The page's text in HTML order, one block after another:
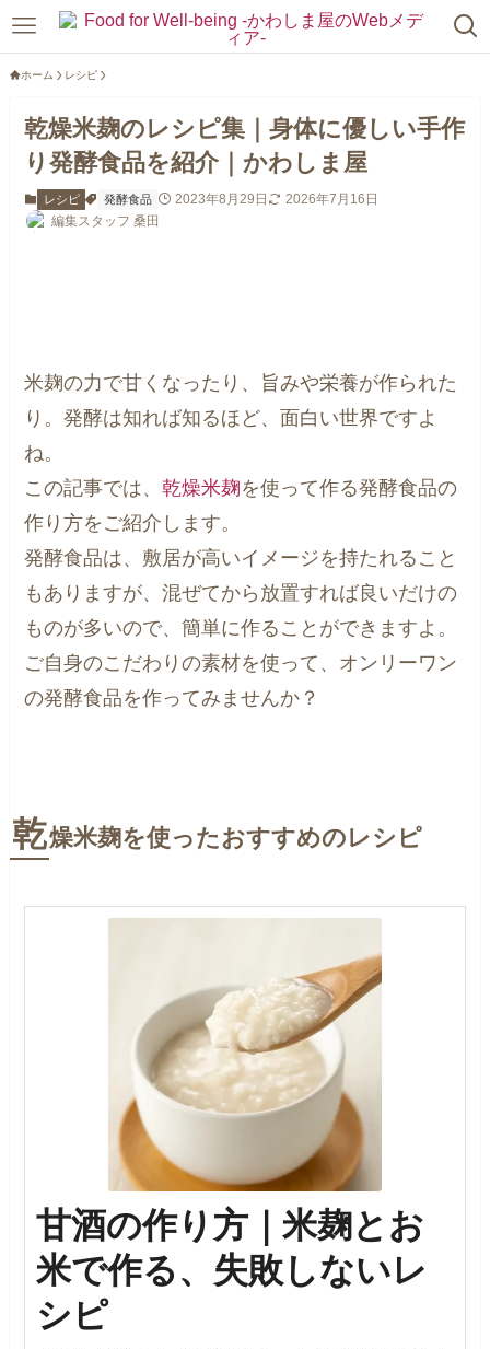
ホーム レシピ
乾燥米麹のレシピ集｜身体に優しい手作
り発酵食品を紹介｜かわしま屋
レシピ 発酵食品 2023年8月29日
2026年7月16日
編集スタッフ 桑田
米麹の力で甘くなったり、旨みや栄養が作られた
り。発酵は知れば知るほど、面白い世界ですよ
ね。
この記事では、乾燥米麹を使って作る発酵食品の
作り方をご紹介します。
発酵食品は、敷居が高いイメージを持たれること
もありますが、混ぜてから放置すれば良いだけの
ものが多いので、簡単に作ることができますよ。
ご自身のこだわりの素材を使って、オンリーワン
の発酵食品を作ってみませんか？
乾燥米麹を使ったおすすめのレシピ
甘酒の作り方｜米麹とお
米で作る、失敗しないレ
シピ